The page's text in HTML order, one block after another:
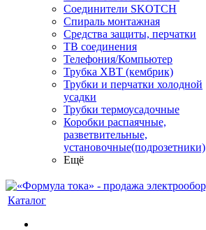
Соединители SKOTCH
Спираль монтажная
Средства защиты, перчатки
ТВ соединения
Телефония/Компьютер
Трубка ХВТ (кембрик)
Трубки и перчатки холодной
усадки
Трубки термоусадочные
Коробки распаячные,
разветвительные,
установочные(подрозетники)
Ещё
Каталог